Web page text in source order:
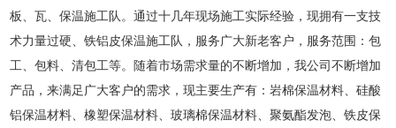
板、瓦、保温施工队。通过十几年现场施工实际经验，现拥有一支技
术力量过硬、铁铝皮保温施工队，服务广大新老客户，服务范围：包
工、包料、清包工等。随着市场需求量的不断增加，我公司不断增加
产品，来满足广大客户的需求，现主要生产有：岩棉保温材料、硅酸
铝保温材料、橡塑保温材料、玻璃棉保温材料、聚氨酯发泡、铁皮保